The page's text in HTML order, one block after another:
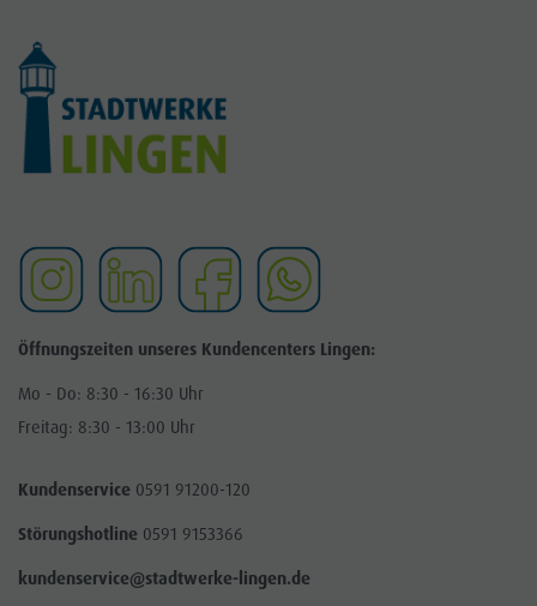
Öffnungszeiten unseres Kundencenters Lingen:
Mo - Do: 8:30 - 16:30 Uhr
Freitag: 8:30 - 13:00 Uhr
Kundenservice 0591 91200-120
Störungshotline 0591 9153366
kundenservice@stadtwerke-lingen.de